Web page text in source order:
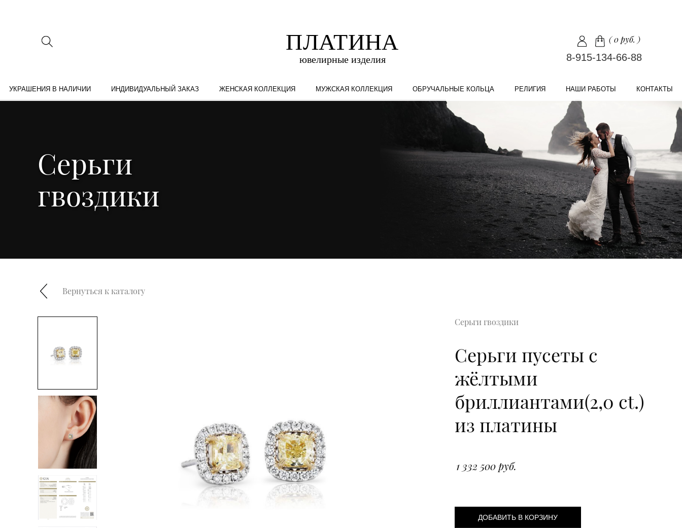
(0 руб. )
8-915-134-66-88
УКРАШЕНИЯ В НАЛИЧИИ ИНДИВИДУАЛЬНЫЙ ЗАКАЗ ЖЕНСКАЯ КОЛЛЕКЦИЯ МУЖСКАЯ КОЛЛЕКЦИЯ ОБРУЧАЛЬНЫЕ КОЛЬЦА РЕЛИГИЯ НАШИ РАБОТЫ КОНТАКТЫ
Серьги
гвоздики
Вернуться к каталогу
Серьги гвоздики
Серьги пусеты с
жёлтыми
бриллиантами(2,0 ct.)
из платины
1 332 500 руб.
ДОБАВИТЬ В КОРЗИНУ